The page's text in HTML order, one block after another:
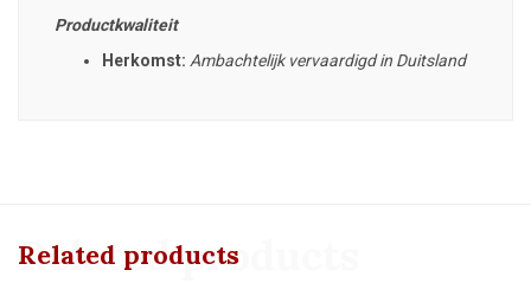
Productkwaliteit
Herkomst: Ambachtelijk vervaardigd in Duitsland
Related products
Related products